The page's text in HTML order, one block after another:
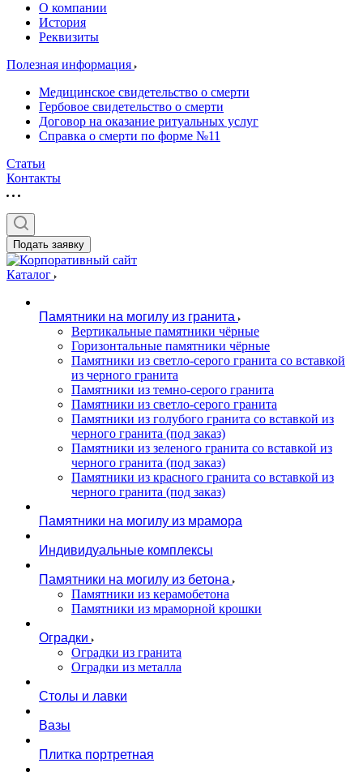
О компании
История
Реквизиты
Полезная информация
Медицинское свидетельство о смерти
Гербовое свидетельство о смерти
Договор на оказание ритуальных услуг
Справка о смерти по форме №11
Статьи
Контакты
Подать заявку
Каталог
Памятники на могилу из гранита
Вертикальные памятники чёрные
Горизонтальные памятники чёрные
Памятники из светло-серого гранита со вставкой
из черного гранита
Памятники из темно-серого гранита
Памятники из светло-серого гранита
Памятники из голубого гранита со вставкой из
черного гранита (под заказ)
Памятники из зеленого гранита со вставкой из
черного гранита (под заказ)
Памятники из красного гранита со вставкой из
черного гранита (под заказ)
Памятники на могилу из мрамора
Индивидуальные комплексы
Памятники на могилу из бетона
Памятники из керамобетона
Памятники из мраморной крошки
Оградки
Оградки из гранита
Оградки из металла
Столы и лавки
Вазы
Плитка портретная